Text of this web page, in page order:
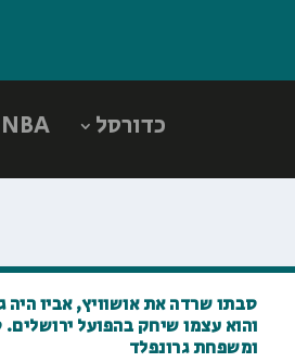
כדורסל NBA
סבתו שרדה את אושוויץ, אביו
והוא עצמו שיחק בהפועל ירושלים.
ומשפחת גרונפלד